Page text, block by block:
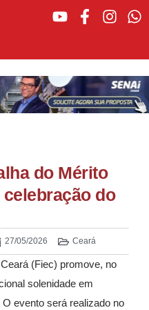
do Mérito
do
27/05/2026 Ceará
(Fiec) promove, no
solenidade em
evento será realizado no